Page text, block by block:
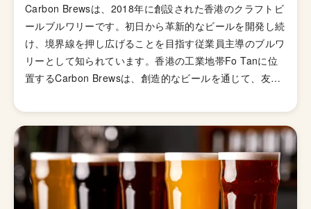
Carbon Brewsは、2018年に創設された香港のクラフトビ
ールブルワリーです。初日から革新的なビールを開発し続
け、境界線を押し広げることを目指す従業員主導のブルワ
リーとして知られています。香港の工業地帯Fo Tanに位
置するCarbon Brewsは、創造的なビールを通じて、友人
す。 香港ブランドとして最大のクラフトビールメーカー
であり、多国籍マクロブルワリーを含めると香港第2位の
規模を誇っています。最高級の醸造設備を持ち、35HLの4
槽式醸造所や、実験的な24HLタンクから最大の140HLタ
ンクまで計16基の発酵槽、CFTクラフトマスター自動缶
詰ライン、ライビンガー瓶詰ラインなどを備えています。